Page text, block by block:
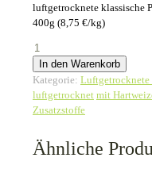
luftgetrocknete klassische
400g (8,75 €/kg)
Meeresmuschel
Pasta
Menge
In den Warenkorb
Kategorie: Luftgetrocknete
luftgetrocknet mit
Zusatzstoffe
Ähnliche